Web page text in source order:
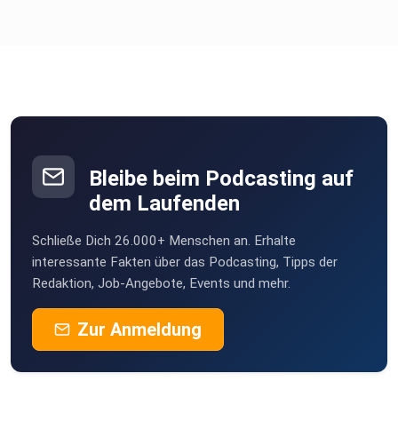
Bleibe beim Podcasting auf
dem Laufenden
Schließe Dich 26.000+ Menschen an. Erhalte
interessante Fakten über das Podcasting, Tipps der
Redaktion, Job-Angebote, Events und mehr.
Zur Anmeldung